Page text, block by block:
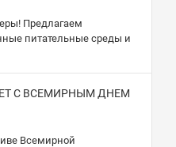
Предлагаем
питательные среды и
С ВСЕМИРНЫМ ДНЕМ
Всемирной